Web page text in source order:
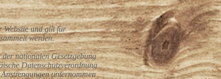
Website und gilt für
werden.
nationalen Gesetzgebung
Datenschutzverordnung
unternommen